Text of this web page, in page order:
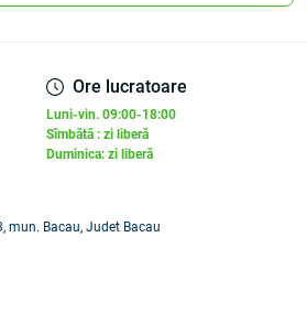
Ore lucratoare
Luni-vin. 09:00-18:00
Sîmbătă : zi liberă
Duminica: zi liberă
mun. Bacau, Judet Bacau